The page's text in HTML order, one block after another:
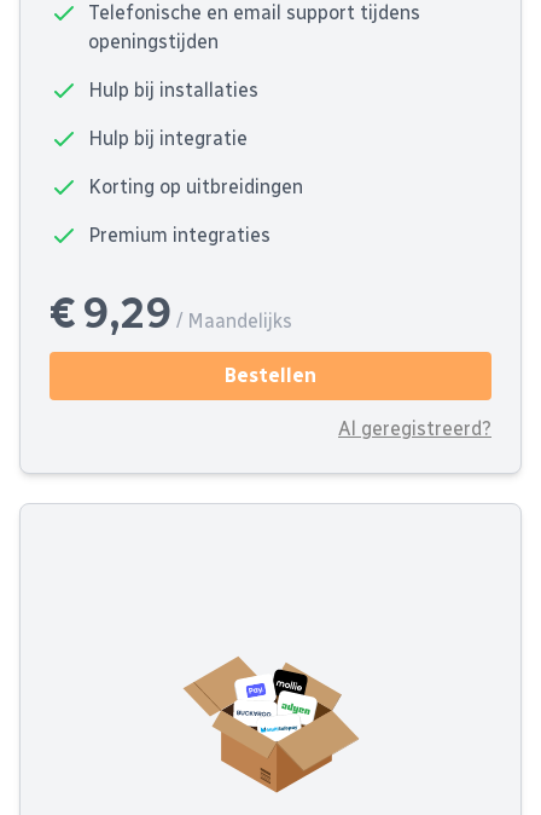
Telefonische en email support tijdens
openingstijden
Hulp bij installaties
Hulp bij integratie
Korting op uitbreidingen
Premium integraties
€ 9,29 / Maandelijks
Bestellen
Al geregistreerd?